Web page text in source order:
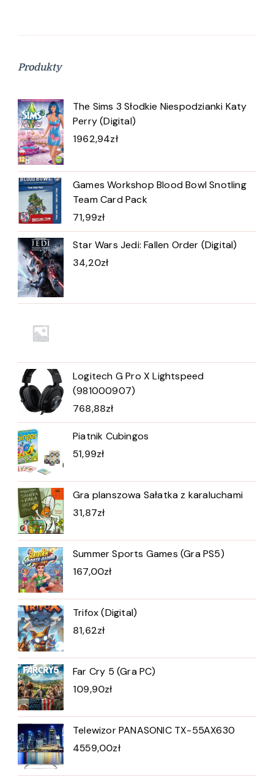
Produkty
The Sims 3 Słodkie Niespodzianki Katy
Perry (Digital)
1962,94zł
Games Workshop Blood Bowl Snotling
Team Card Pack
71,99zł
Star Wars Jedi: Fallen Order (Digital)
34,20zł
Logitech G Pro X Lightspeed
(981000907)
768,88zł
Piatnik Cubingos
51,99zł
Gra planszowa Sałatka z karaluchami
31,87zł
Summer Sports Games (Gra PS5)
167,00zł
Trifox (Digital)
81,62zł
Far Cry 5 (Gra PC)
109,90zł
Telewizor PANASONIC TX-55AX630
4559,00zł